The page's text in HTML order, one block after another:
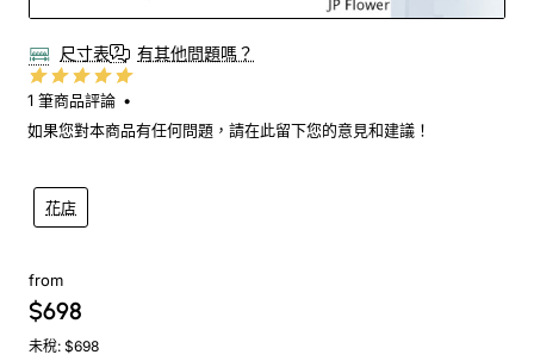
尺寸表 有其他問題嗎？
花店
1 筆商品評論 •
如果您對本商品有任何問題，請在此留下您的意見和建議！
from
$698
未稅: $698